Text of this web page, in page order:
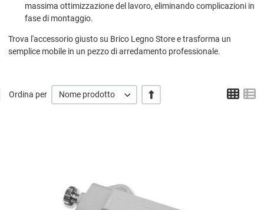
massima ottimizzazione del lavoro, eliminando complicazioni in
fase di montaggio.
Trova l'accessorio giusto su Brico Legno Store e trasforma un
semplice mobile in un pezzo di arredamento professionale.
Ordina per Nome prodotto +/-